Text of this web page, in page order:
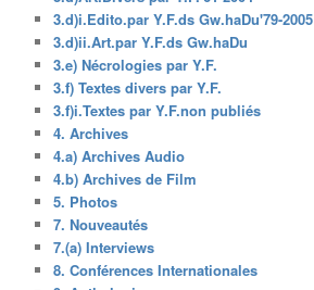
3.d)i.Edito.par Y.F.ds Gw.haDu'79-2005
3.d)ii.Art.par Y.F.ds Gw.haDu
3.e) Nécrologies par Y.F.
3.f) Textes divers par Y.F.
3.f)i.Textes par Y.F.non publiés
4. Archives
4.a) Archives Audio
4.b) Archives de Film
5. Photos
7. Nouveautés
7.(a) Interviews
8. Conférences Internationales